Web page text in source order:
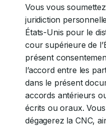
Vous vous
juridiction
États-Unis pour le
cour supérieure de
présent
l’accord entre les
dans le présent
accords antérieurs
écrits ou oraux.
dégagerez la CNC,